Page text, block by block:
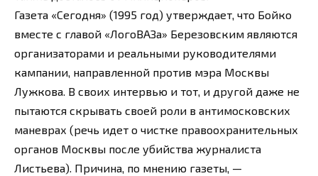
Газета «Сегодня» (1995 год) утверждает, что Бойко
вместе с главой «ЛогоВАЗа» Березовским являются
организаторами и реальными руководителями
кампании, направленной против мэра Москвы
Лужкова. В своих интервью и тот, и другой даже не
пытаются скрывать своей роли в антимосковских
маневрах (речь идет о чистке правоохранительных
органов Москвы после убийства журналиста
Листьева). Причина, по мнению газеты, —